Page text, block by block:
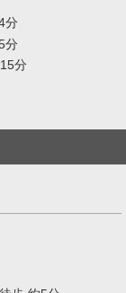
分
分
分